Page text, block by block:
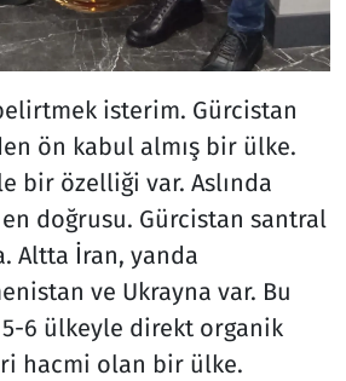
isterim. Gürcistan
ön kabul almış bir ülke.
bir özelliği var. Aslında
doğrusu. Gürcistan santral
Altta İran, yanda
ve Ukrayna var. Bu
6 ülkeyle direkt organik
hacmi olan bir ülke.